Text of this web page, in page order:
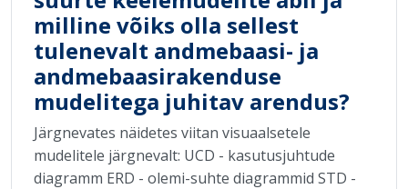
milline võiks olla sellest
tulenevalt andmebaasi- ja
andmebaasirakenduse
mudelitega juhitav arendus?
Järgnevates näidetes viitan visuaalsetele
mudelitele järgnevalt: UCD - kasutusjuhtude
diagramm ERD - olemi-suhte diagrammid STD -